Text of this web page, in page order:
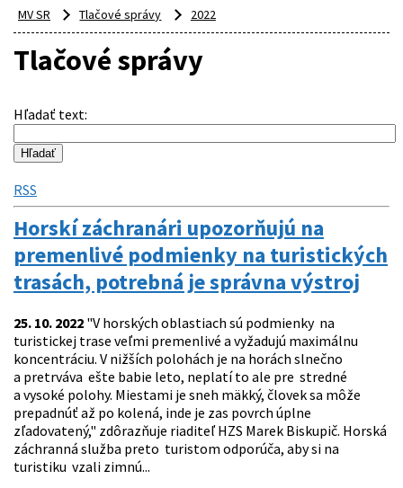
MV SR Tlačové správy 2022
Tlačové správy
Hľadať text:
RSS
Horskí záchranári upozorňujú na
premenlivé podmienky na turistických
trasách, potrebná je správna výstroj
25. 10. 2022 "V horských oblastiach sú podmienky na
turistickej trase veľmi premenlivé a vyžadujú maximálnu
koncentráciu. V nižších polohách je na horách slnečno
a pretrváva ešte babie leto, neplatí to ale pre stredné
a vysoké polohy. Miestami je sneh mäkký, človek sa môže
prepadnúť až po kolená, inde je zas povrch úplne
zľadovatený," zdôrazňuje riaditeľ HZS Marek Biskupič. Horská
záchranná služba preto turistom odporúča, aby si na
turistiku vzali zimnú...